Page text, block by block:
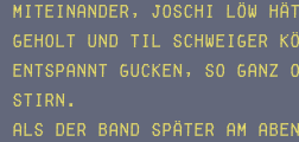
miteinander, Joschi Löw
geholt und Til Schweiger
entspannt gucken, so ganz
Stirn.
Als der Band später am